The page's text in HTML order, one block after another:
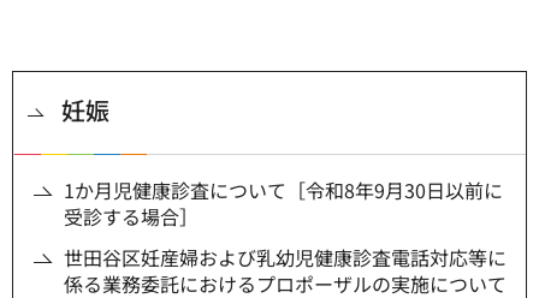
妊娠
1か月児健康診査について［令和8年9月30日以前に
受診する場合］
世田谷区妊産婦および乳幼児健康診査電話対応等に
係る業務委託におけるプロポーザルの実施について